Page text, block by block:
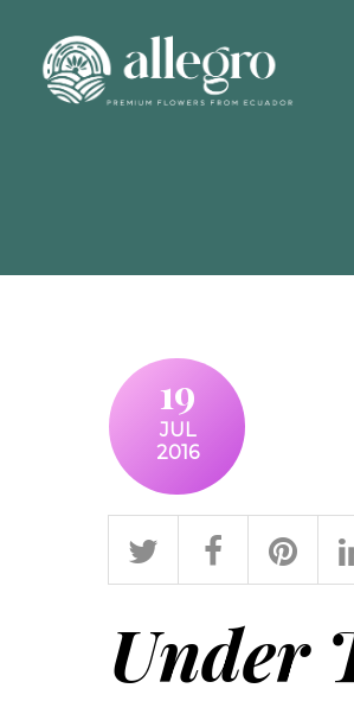
19
JUL
2016
Under